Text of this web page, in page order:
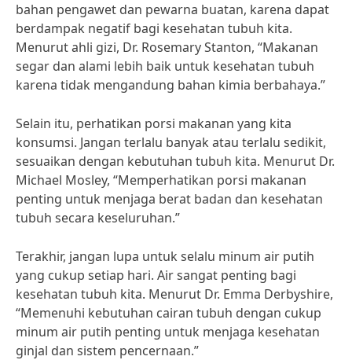
bahan pengawet dan pewarna buatan, karena dapat
berdampak negatif bagi kesehatan tubuh kita.
Menurut ahli gizi, Dr. Rosemary Stanton, “Makanan
segar dan alami lebih baik untuk kesehatan tubuh
karena tidak mengandung bahan kimia berbahaya.”
Selain itu, perhatikan porsi makanan yang kita
konsumsi. Jangan terlalu banyak atau terlalu sedikit,
sesuaikan dengan kebutuhan tubuh kita. Menurut Dr.
Michael Mosley, “Memperhatikan porsi makanan
penting untuk menjaga berat badan dan kesehatan
tubuh secara keseluruhan.”
Terakhir, jangan lupa untuk selalu minum air putih
yang cukup setiap hari. Air sangat penting bagi
kesehatan tubuh kita. Menurut Dr. Emma Derbyshire,
“Memenuhi kebutuhan cairan tubuh dengan cukup
minum air putih penting untuk menjaga kesehatan
ginjal dan sistem pencernaan.”